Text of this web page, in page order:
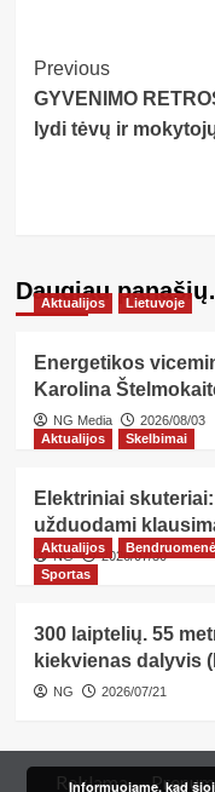
Post
Previous
GYVENIMO
lydi tėvų ir
Daugiau
Aktualijos Lietuvoje
Energetikos
Karolina
NG Media
2026/08/03
Aktualijos
Skelbimai
Elektriniai
užduodami
NG 2026/07/30
Aktualijos Bendruomenė
Sportas
300 laiptelių. 55
kiekvienas dalyvis
NG 2026/07/21
Reklama
Informuojame, kad